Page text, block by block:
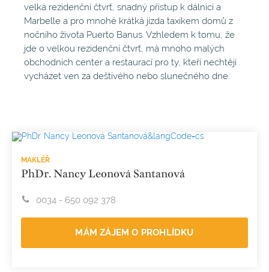
velká rezidenční čtvrť, snadný přístup k dálnici a
Marbelle a pro mnohé krátká jízda taxíkem domů z
nočního života Puerto Banus. Vzhledem k tomu, že
jde o velkou rezidenční čtvrť, má mnoho malých
obchodních center a restaurací pro ty, kteří nechtějí
vycházet ven za deštivého nebo slunečného dne.
MAKLÉŘ
PhDr. Nancy Leonová Santanová
0034 - 650 092 378
MÁM ZÁJEM O PROHLÍDKU